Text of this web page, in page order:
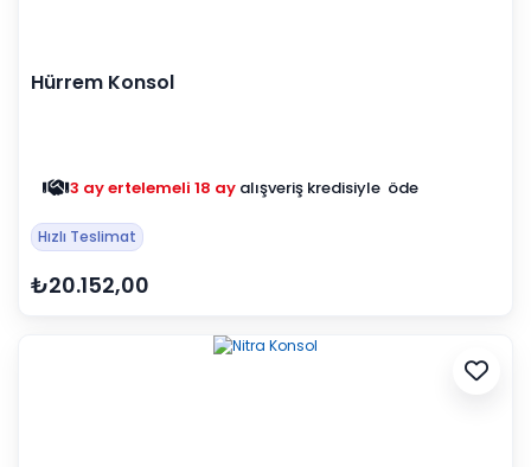
Hürrem Konsol
3 ay ertelemeli 18 ay alışveriş kredisiyle öde
Hızlı Teslimat
₺20.152,00